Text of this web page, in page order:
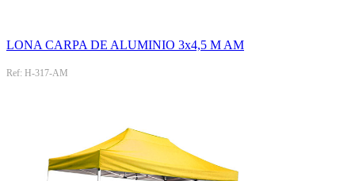
LONA CARPA DE ALUMINIO 3x4,5 M AM
Ref: H-317-AM